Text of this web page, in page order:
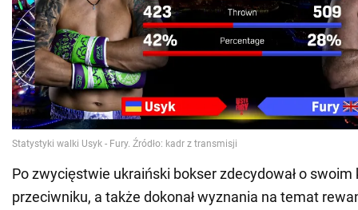
Po zwycięstwie ukraiński bokser zdecydował o swoim
przeciwniku, a także dokonał wyznania na temat